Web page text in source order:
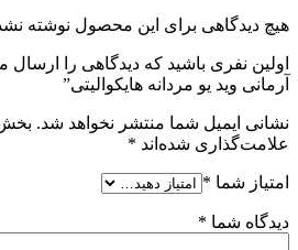
هیچ دیدگاهی برای این محصول نوشته
اولین نفری باشید که دیدگاهی را ارسال
آرمانی وید یو مردانه هایکوالیتی”
نشانی ایمیل شما منتشر نخواهد شد.
علامت‌گذاری شده‌اند *
امتیاز شما *
دیدگاه شما *